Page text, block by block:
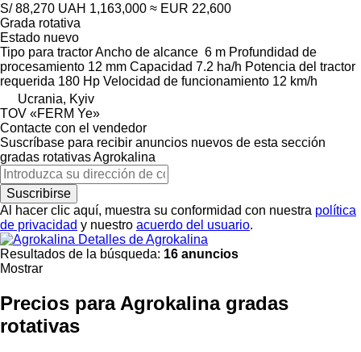
S/ 88,270 UAH 1,163,000 ≈ EUR 22,600
Grada rotativa
Estado nuevo
Tipo para tractorAncho de alcance 6 m Profundidad de
procesamiento 12 mm Capacidad 7.2 ha/h Potencia del tractor
requerida 180 Hp Velocidad de funcionamiento 12 km/h
Ucrania, Kyiv
TOV «FERM Ye»
Contacte con el vendedor
Suscríbase para recibir anuncios nuevos de esta sección
gradas rotativasAgrokalina
Suscribirse
Al hacer clic aquí, muestra su conformidad con nuestra política
de privacidad y nuestro acuerdo del usuario.
Detalles de Agrokalina
Resultados de la búsqueda: 16 anuncios
Mostrar
Precios para Agrokalina gradas
rotativas